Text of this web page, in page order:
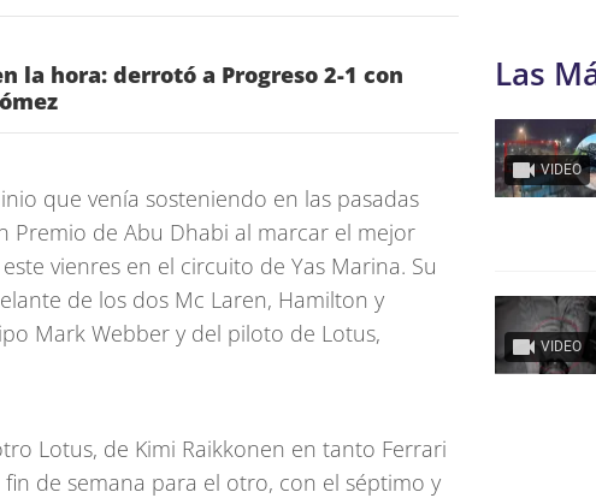
la hora: derrotó a Progreso 2-1 con
que venía sosteniendo en las pasadas
Premio de Abu Dhabi al marcar el mejor
vienres en el circuito de Yas Marina. Su
de los dos Mc Laren, Hamilton y
Mark Webber y del piloto de Lotus,
Lotus, de Kimi Raikkonen en tanto Ferrari
de semana para el otro, con el séptimo y
Las
VIDEO
VIDEO